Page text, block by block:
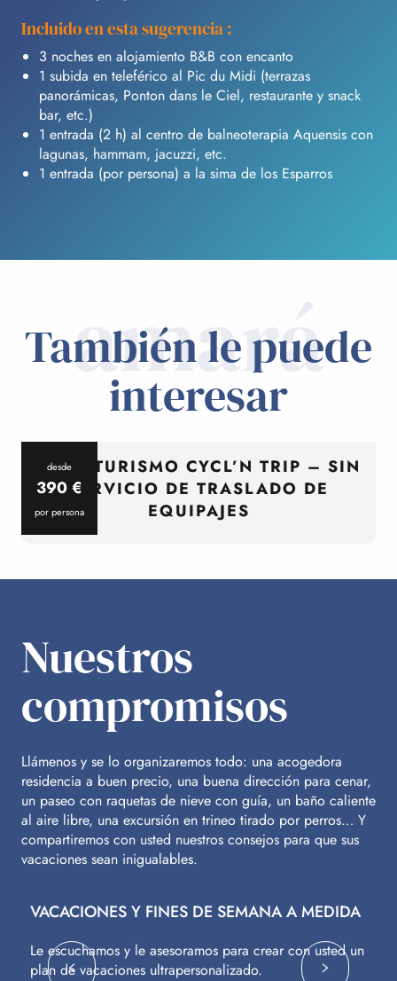
Incluido en esta sugerencia :
3 noches en alojamiento B&B con encanto
1 subida en teleférico al Pic du Midi (terrazas
panorámicas, Ponton dans le Ciel, restaurante y snack
bar, etc.)
1 entrada (2 h) al centro de balneoterapia Aquensis con
lagunas, hammam, jacuzzi, etc.
1 entrada (por persona) a la sima de los Esparros
amará
También le puede
interesar
desde
390€
por persona
CICLOTURISMO CYCL’N TRIP – SIN
SERVICIO DE TRASLADO DE
EQUIPAJES
Nuestros
compromisos
Llámenos y se lo organizaremos todo: una acogedora
residencia a buen precio, una buena dirección para cenar,
un paseo con raquetas de nieve con guía, un baño caliente
al aire libre, una excursión en trineo tirado por perros… Y
compartiremos con usted nuestros consejos para que sus
vacaciones sean inigualables.
VACACIONES Y FINES DE SEMANA A MEDIDA
Le escuchamos y le asesoramos para crear con usted un
plan de vacaciones ultrapersonalizado.